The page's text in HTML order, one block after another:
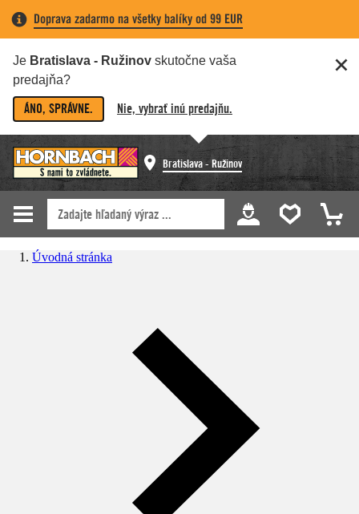
Doprava zadarmo na všetky balíky od 99 EUR
Je Bratislava - Ružinov skutočne vaša
predajňa?
ÁNO, SPRÁVNE. Nie, vybrať inú predajňu.
Bratislava - Ružinov
Úvodná stránka